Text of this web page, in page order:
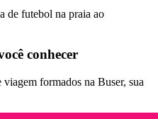
conhecer
formados na Buser, sua